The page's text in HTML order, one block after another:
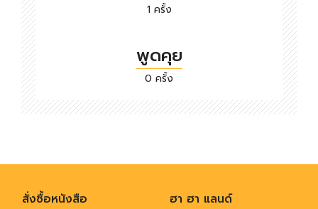
1 ครั้ง
พูดคุย
0 ครั้ง
สั่งซื้อหนังสือ
ฮา ฮา แลนด์